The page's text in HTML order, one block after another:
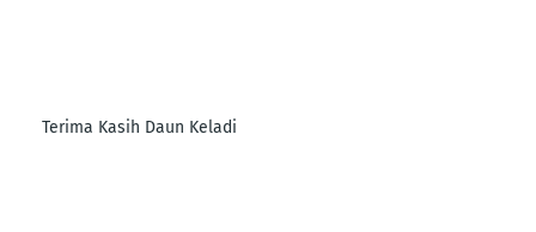
Terima Kasih Daun Keladi